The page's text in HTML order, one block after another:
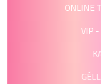
ONLINE
VIP -